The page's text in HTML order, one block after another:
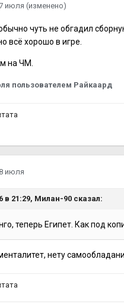
июля (изменено)
чуть не обгадил
всё хорошо в игре.
на ЧМ.
пользователем Райкаард
8 июля
в 21:29, Милан-90сказал:
теперь Египет. Как под
нету